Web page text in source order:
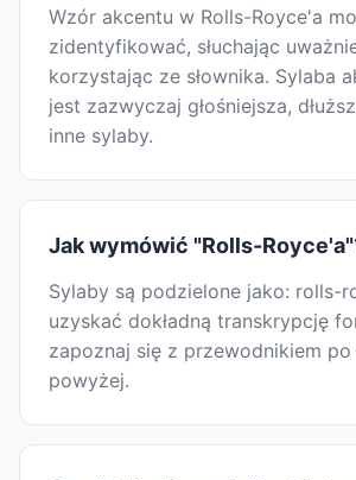
Wzór akcentu w Rolls-Royce'a
zidentyfikować, słuchając
korzystając ze słownika. Sylaba
jest zazwyczaj głośniejsza,
inne sylaby.
Jak wymówić "Rolls-
Sylaby są podzielone jako: rolls-
uzyskać dokładną transkrypcję
zapoznaj się z przewodnikiem
powyżej.